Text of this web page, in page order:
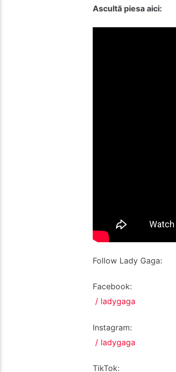
Ascultă piesa aici:
Follow Lady Gaga:
Facebook:
/ ladygaga
Instagram:
/ ladygaga
TikTok: